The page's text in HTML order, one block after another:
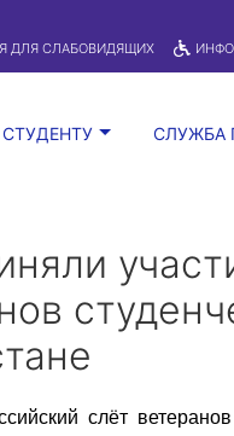
ДЛЯ СЛАБОВИДЯЩИХ
СТУДЕНТУ СЛУЖБА
слёт ветеранов